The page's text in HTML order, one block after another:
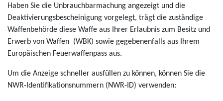
Haben Sie die Unbrauchbarmachung angezeigt und die
Deaktivierungsbescheinigung vorgelegt, trägt die zuständige
Waffenbehörde diese Waffe aus Ihrer Erlaubnis zum Besitz und
Erwerb von Waffen (WBK) sowie gegebenenfalls aus Ihrem
Europäischen Feuerwaffenpass aus.
Um die Anzeige schneller ausfüllen zu können, können Sie die
NWR-Identifikationsnummern (NWR-ID) verwenden: